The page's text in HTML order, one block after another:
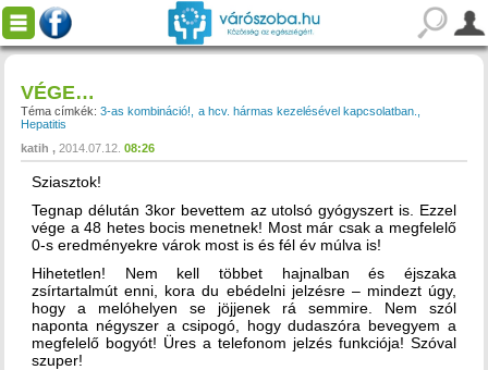
VÉGE…
Téma címkék: 3-as kombináció!
a hcv. hármas kezelésével kapcsolatban.
Hepatitis
katih
2014.07.12. 08:26
Sziasztok!
Tegnap délután 3kor bevettem az utolsó gyógyszert is. Ezzel
vége a 48 hetes bocis menetnek! Most már csak a megfelelő
0-s eredményekre várok most is és fél év múlva is!
Hihetetlen! Nem kell többet hajnalban és éjszaka
zsírtartalmút enni, kora du ebédelni jelzésre – mindezt úgy,
hogy a melóhelyen se jöjjenek rá semmire. Nem szól
naponta négyszer a csipogó, hogy dudaszóra bevegyem a
megfelelő bogyót! Üres a telefonom jelzés funkciója! Szóval
szuper!